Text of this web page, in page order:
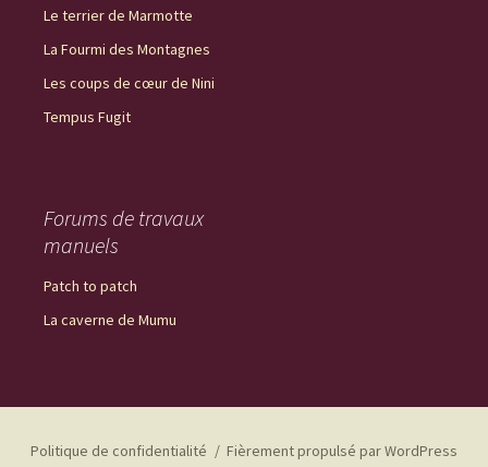
Le terrier de Marmotte
La Fourmi des Montagnes
Les coups de cœur de Nini
Tempus Fugit
Forums de travaux
manuels
Patch to patch
La caverne de Mumu
Politique de confidentialité Fièrement propulsé par WordPress